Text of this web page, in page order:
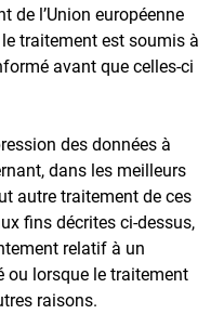
de l’Union européenne
le traitement est soumis à
avant que celles-ci
des données à
dans les meilleurs
autre traitement de ces
fins décrites ci-dessus,
relatif à un
ou lorsque le traitement
raisons.